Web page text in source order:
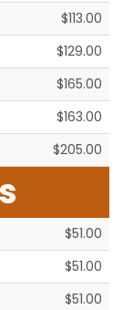
$113.00
$129.00
$165.00
$163.00
$205.00
$51.00
$51.00
$51.00